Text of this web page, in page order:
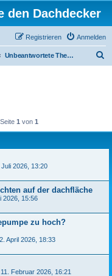
den Dachdecker
Anmelden
Registrieren
Unbeantwortete Themen
1 von 1
2026, 13:20
auf der dachfläche
2026, 15:56
zu hoch?
April 2026, 18:33
Februar 2026, 16:21